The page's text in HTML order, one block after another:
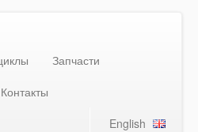
Запчасти
Контакты
English